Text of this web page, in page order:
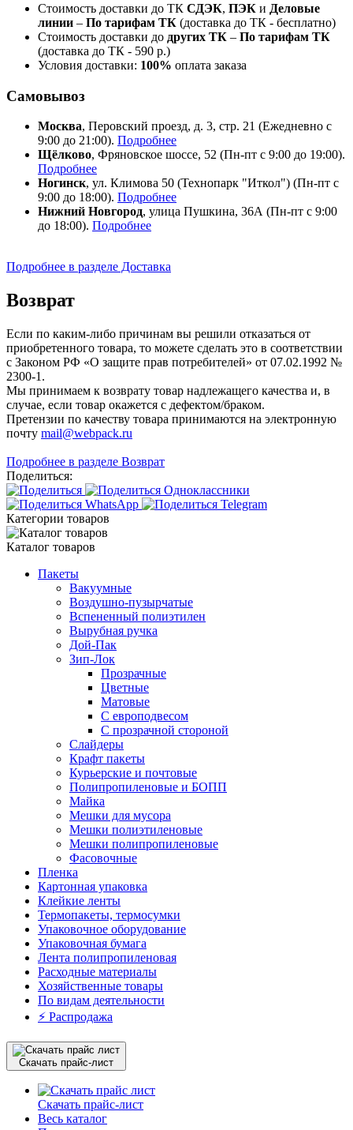
Стоимость доставки до ТК СДЭК, ПЭК и Деловые
линии – По тарифам ТК (доставка до ТК - бесплатно)
Стоимость доставки до других ТК – По тарифам ТК
(доставка до ТК - 590 р.)
Условия доставки: 100% оплата заказа
Самовывоз
Москва, Перовский проезд, д. 3, стр. 21 (Ежедневно с
9:00 до 21:00). Подробнее
Щёлково, Фряновское шоссе, 52 (Пн-пт с 9:00 до 19:00).
Подробнее
Ногинск, ул. Климова 50 (​Технопарк "Иткол") (Пн-пт с
9:00 до 18:00). Подробнее
Нижний Новгород, улица Пушкина, 36А (Пн-пт с 9:00
до 18:00). Подробнее
Подробнее в разделе Доставка
Возврат
Если по каким-либо причинам вы решили отказаться от
приобретенного товара, то можете сделать это в соответствии
с Законом РФ «О защите прав потребителей» от 07.02.1992 №
2300-1.
Мы принимаем к возврату товар надлежащего качества и, в
случае, если товар окажется с дефектом/браком.
Претензии по качеству товара принимаются на электронную
почту mail@webpack.ru
Подробнее в разделе Возврат
Поделиться:
Категории товаров
Каталог товаров
Пакеты
Вакуумные
Воздушно-пузырчатые
Вспененный полиэтилен
Вырубная ручка
Дой-Пак
Зип-Лок
Прозрачные
Цветные
Матовые
С европодвесом
С прозрачной стороной
Слайдеры
Крафт пакеты
Курьерские и почтовые
Полипропиленовые и БОПП
Майка
Мешки для мусора
Мешки полиэтиленовые
Мешки полипропиленовые
Фасовочные
Пленка
Картонная упаковка
Клейкие ленты
Термопакеты, термосумки
Упаковочное оборудование
Упаковочная бумага
Лента полипропиленовая
Расходные материалы
Хозяйственные товары
По видам деятельности
⚡️ Распродажа
Скачать прайс-лист
Скачать прайс-лист
Весь каталог